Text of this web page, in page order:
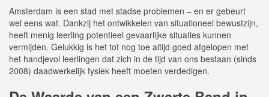
Amsterdam is een stad met stadse problemen – en er gebeurt
wel eens wat. Dankzij het ontwikkelen van situationeel bewustzijn,
heeft menig leerling potentieel gevaarlijke situaties kunnen
vermijden. Gelukkig is het tot nog toe altijd goed afgelopen met
het handjevol leerlingen dat zich in de tijd van ons bestaan (sinds
2008) daadwerkelijk fysiek heeft moeten verdedigen.